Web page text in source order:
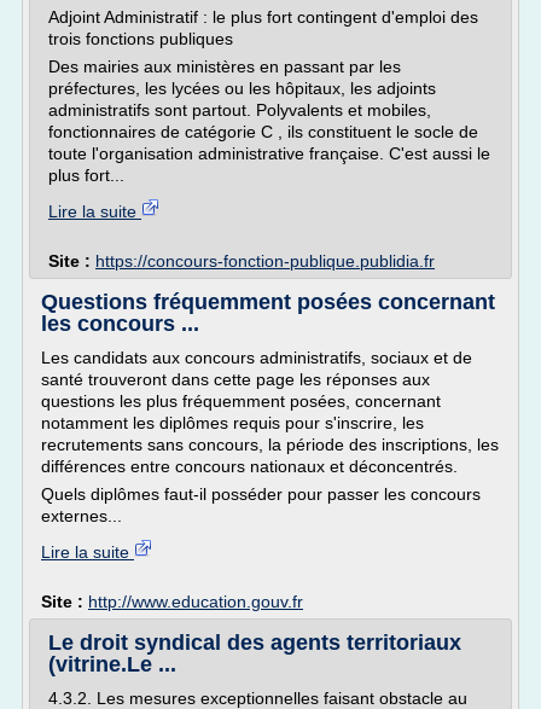
Adjoint Administratif : le plus fort contingent d'emploi des
trois fonctions publiques
Des mairies aux ministères en passant par les
préfectures, les lycées ou les hôpitaux, les adjoints
administratifs sont partout. Polyvalents et mobiles,
fonctionnaires de catégorie C , ils constituent le socle de
toute l'organisation administrative française. C'est aussi le
plus fort...
Lire la suite
Site : https://concours-fonction-publique.publidia.fr
Questions fréquemment posées concernant
les concours ...
Les candidats aux concours administratifs, sociaux et de
santé trouveront dans cette page les réponses aux
questions les plus fréquemment posées, concernant
notamment les diplômes requis pour s'inscrire, les
recrutements sans concours, la période des inscriptions, les
différences entre concours nationaux et déconcentrés.
Quels diplômes faut-il posséder pour passer les concours
externes...
Lire la suite
Site : http://www.education.gouv.fr
Le droit syndical des agents territoriaux
(vitrine.Le ...
4.3.2. Les mesures exceptionnelles faisant obstacle au